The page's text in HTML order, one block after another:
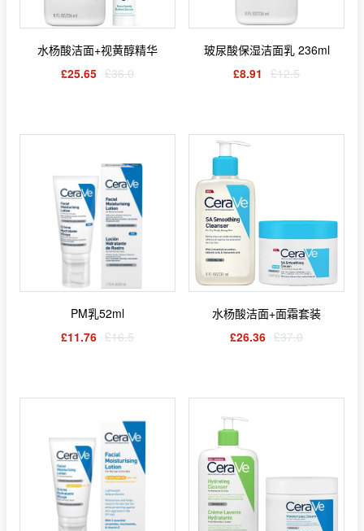
水杨酸洁面+视黄醇精华
£25.65 £36.0
玻尿酸保湿洁面乳 236ml
£8.91 £12.5
PM乳52ml
£11.76 £16.5
水杨酸洁面+面霜套装
£26.36 £37.0